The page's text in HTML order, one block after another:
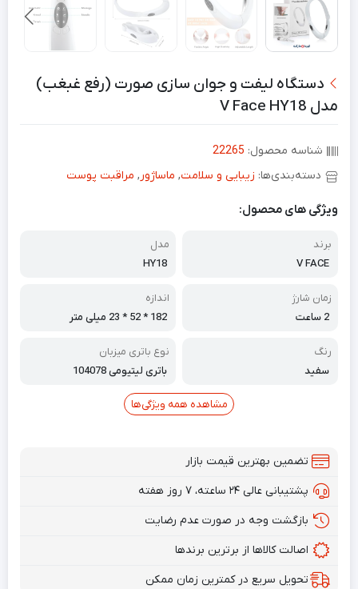
دستگاه لیفت و جوان سازی صورت (رفع غبغب)
مدل V Face HY18
شناسه محصول: 22265
دسته‌بندی‌ها: زیبایی و سلامت, ماساژور, مراقبت پوست
ویژگی های محصول:
برند
V FACE
مدل
HY18
زمان شارژ
2 ساعت
اندازه
182 * 52 * 23 میلی متر
رنگ
سفید
نوع باتری میزبان
باتری لیتیومی 104078
مشاهده همه ویژگی‌ها
تضمین بهترین قیمت بازار
پشتیبانی عالی ۲۴ ساعته، ۷ روز هفته
بازگشت وجه در صورت عدم رضایت
اصالت کالاها از برترین برندها
تحویل سریع در کمترین زمان ممکن